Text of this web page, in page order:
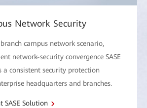
Network Security
campus network scenario,
network-security convergence SASE
a consistent security protection
headquarters and branches.
SASE Solution